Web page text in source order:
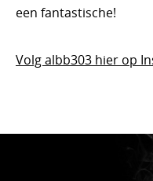
een fantastische!
Volg albb303 hier op